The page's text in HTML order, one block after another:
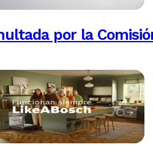
por la